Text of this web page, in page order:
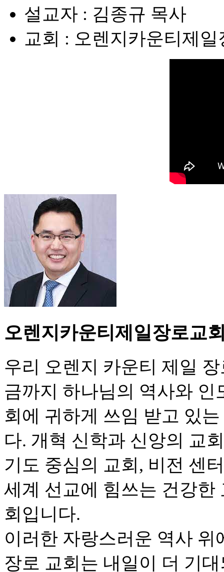
설교자 : 김종규 목사
교회 : 오렌지카운티제
오렌지카운티제일장로교
우리 오렌지 카운티 제일
금까지 하나님의 역사와
회에 귀하게 쓰임 받고 있
다. 개혁 신학과 신앙의 교
기도 중심의 교회, 비전 센
세계 선교에 힘쓰는 건강한
회입니다.
이러한 자랑스러운 역사
장로 교회는 내일이 더 기